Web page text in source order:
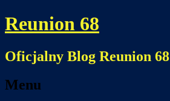
Reunion 68
Oficjalny Blog Reunion 68
Menu